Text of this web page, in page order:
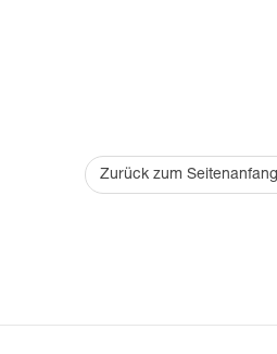
Zurück zum Seitenanfang